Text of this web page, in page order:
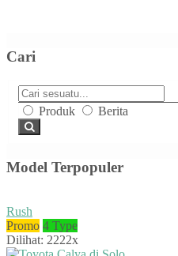
Cari
Produk Berita
Model Terpopuler
Rush
Promo 4 Type
Dilihat: 2222x